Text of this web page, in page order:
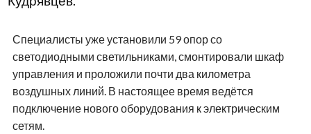
Специалисты уже установили 59 опор со
светодиодными светильниками, смонтировали шкаф
управления и проложили почти два километра
воздушных линий. В настоящее время ведётся
подключение нового оборудования к электрическим
сетям.